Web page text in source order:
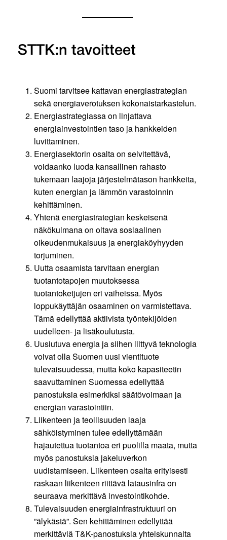
STTK:n tavoitteet
Suomi tarvitsee kattavan energiastrategian
sekä energiaverotuksen kokonaistarkastelun.
Energiastrategiassa on linjattava
energiainvestointien taso ja hankkeiden
luvittaminen.
Energiasektorin osalta on selvitettävä,
voidaanko luoda kansallinen rahasto
tukemaan laajoja järjestelmätason hankkeita,
kuten energian ja lämmön varastoinnin
kehittäminen.
Yhtenä energiastrategian keskeisenä
näkökulmana on oltava sosiaalinen
oikeudenmukaisuus ja energiaköyhyyden
torjuminen.
Uutta osaamista tarvitaan energian
tuotantotapojen muutoksessa
tuotantoketjujen eri vaiheissa. Myös
loppukäyttäjän osaaminen on varmistettava.
Tämä edellyttää aktiivista työntekijöiden
uudelleen- ja lisäkoulutusta.
Uusiutuva energia ja siihen liittyvä teknologia
voivat olla Suomen uusi vientituote
tulevaisuudessa, mutta koko kapasiteetin
saavuttaminen Suomessa edellyttää
panostuksia esimerkiksi säätövoimaan ja
energian varastointiin.
Liikenteen ja teollisuuden laaja
sähköistyminen tulee edellyttämään
hajautettua tuotantoa eri puolilla maata, mutta
myös panostuksia jakeluverkon
uudistamiseen. Liikenteen osalta erityisesti
raskaan liikenteen riittävä latausinfra on
seuraava merkittävä investointikohde.
Tulevaisuuden energiainfrastruktuuri on
”älykästä”. Sen kehittäminen edellyttää
merkittäviä T&K-panostuksia yhteiskunnalta